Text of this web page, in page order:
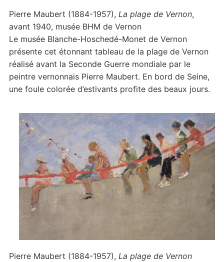
Pierre Maubert (1884-1957), La plage de Vernon,
avant 1940, musée BHM de Vernon
Le musée Blanche-Hoschedé-Monet de Vernon
présente cet étonnant tableau de la plage de Vernon
réalisé avant la Seconde Guerre mondiale par le
peintre vernonnais Pierre Maubert. En bord de Seine,
une foule colorée d’estivants profite des beaux jours.
Pierre Maubert (1884-1957), La plage de Vernon